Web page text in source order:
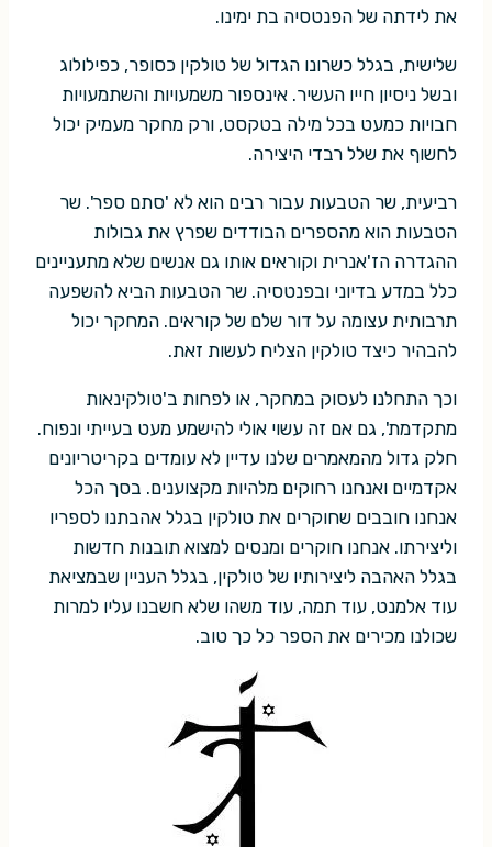
את לידתה של הפנטסיה בת ימינו.
שלישית, בגלל כשרונו הגדול של טולקין כסופר, כפילולוג
ובשל ניסיון חייו העשיר. אינספור משמעויות והשתמעויות
חבויות כמעט בכל מילה בטקסט, ורק מחקר מעמיק יכול
לחשוף את שלל רבדי היצירה.
רביעית, שר הטבעות עבור רבים הוא לא 'סתם ספר'. שר
הטבעות הוא מהספרים הבודדים שפרץ את גבולות
ההגדרה הז'אנרית וקוראים אותו גם אנשים שלא מתעניינים
כלל במדע בדיוני ובפנטסיה. שר הטבעות הביא להשפעה
תרבותית עצומה על דור שלם של קוראים. המחקר יכול
להבהיר כיצד טולקין הצליח לעשות זאת.
וכך התחלנו לעסוק במחקר, או לפחות ב'טולקינאות
מתקדמת', גם אם זה עשוי אולי להישמע מעט בעייתי ונפוח.
חלק גדול מהמאמרים שלנו עדיין לא עומדים בקריטריונים
אקדמיים ואנחנו רחוקים מלהיות מקצוענים. בסך הכל
אנחנו חובבים שחוקרים את טולקין בגלל אהבתנו לספריו
וליצירתו. אנחנו חוקרים ומנסים למצוא תובנות חדשות
בגלל האהבה ליצירותיו של טולקין, בגלל העניין שבמציאת
עוד אלמנט, עוד תמה, עוד משהו שלא חשבנו עליו למרות
שכולנו מכירים את הספר כל כך טוב.